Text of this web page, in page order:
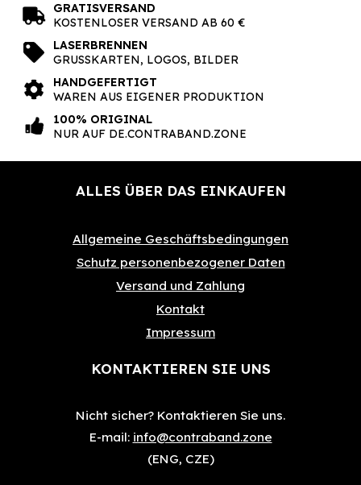
GRATISVERSAND
KOSTENLOSER VERSAND AB 60 €
LASERBRENNEN
GRUSSKARTEN, LOGOS, BILDER
HANDGEFERTIGT
WAREN AUS EIGENER PRODUKTION
100% ORIGINAL
NUR AUF DE.CONTRABAND.ZONE
ALLES ÜBER DAS EINKAUFEN
Allgemeine Geschäftsbedingungen
Schutz personenbezogener Daten
Versand und Zahlung
Kontakt
Impressum
KONTAKTIEREN SIE UNS
Nicht sicher? Kontaktieren Sie uns.
E-mail: info@contraband.zone
(ENG, CZE)